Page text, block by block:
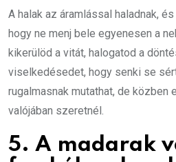
A halak az áramlással haladnak,
hogy ne menj bele egyenesen a
kikerülöd a vitát, halogatod a
viselkedésedet, hogy senki se
rugalmasnak mutathat, de közben
valójában szeretnél.
5. A madarak